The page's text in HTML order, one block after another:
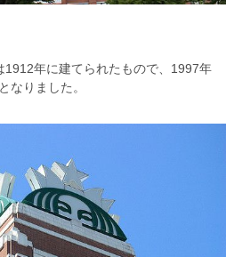
年に建てられたもので、1997年
なりました。